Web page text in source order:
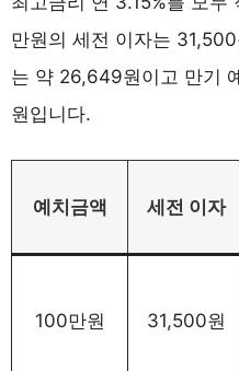
만원의 세전 이자는
는 약 26,649원이고 만기
원입니다.
예치금액 세전 이자
100만원 31,500원